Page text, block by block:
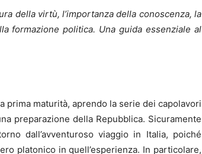
della virtù, l’importanza della conoscenza, la
formazione politica. Una guida essenziale al
maturità, aprendo la serie dei capolavori
preparazione della Repubblica. Sicuramente
dall’avventuroso viaggio in Italia, poiché
platonico in quell’esperienza. In particolare,